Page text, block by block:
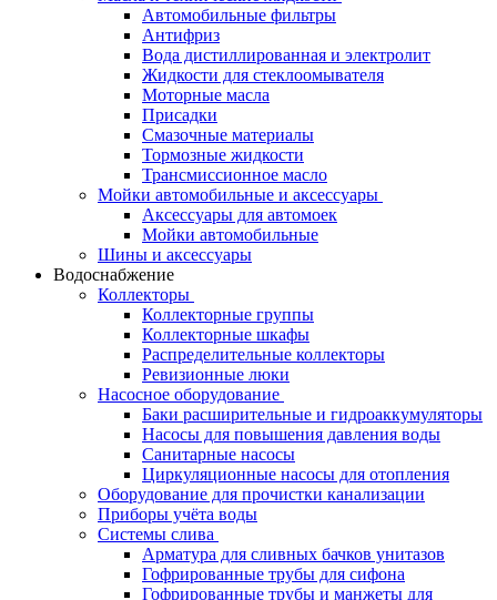
Автомобильные фильтры
Антифриз
Вода дистиллированная и электролит
Жидкости для стеклоомывателя
Моторные масла
Присадки
Смазочные материалы
Тормозные жидкости
Трансмиссионное масло
Мойки автомобильные и аксессуары
Аксессуары для автомоек
Мойки автомобильные
Шины и аксессуары
Водоснабжение
Коллекторы
Коллекторные группы
Коллекторные шкафы
Распределительные коллекторы
Ревизионные люки
Насосное оборудование
Баки расширительные и гидроаккумуляторы
Насосы для повышения давления воды
Санитарные насосы
Циркуляционные насосы для отопления
Оборудование для прочистки канализации
Приборы учёта воды
Системы слива
Арматура для сливных бачков унитазов
Гофрированные трубы для сифона
Гофрированные трубы и манжеты для